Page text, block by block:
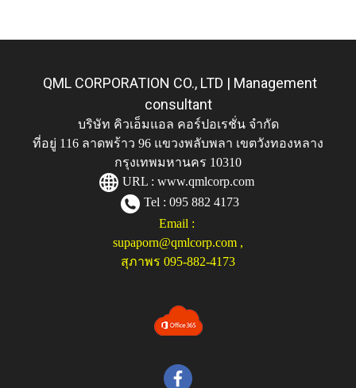
QML CORPORATION CO., LTD | Management
consultant
บริษัท คิวเอ็มแอล คอร์ปอเรชั่น จำกัด
ที่อยู่ 116 ลาดพร้าว 96 แขวงพลับพลา เขตวังทองหลาง
กรุงเทพมหานคร 10310
URL : www.qmlcorp.com
Tel : 095 882 4173
Email :
supaporn@qmlcorp.com ,
สุภาพร 095-882-4173